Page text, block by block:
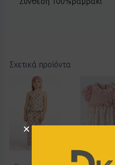
Σχετικά προϊόντα